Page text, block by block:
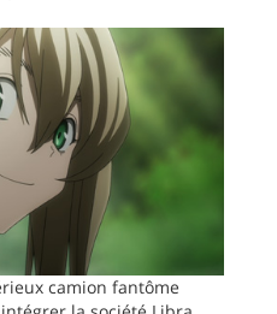
camion fantôme